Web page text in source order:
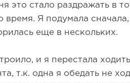
это стало раздражать в
время. Я подумала
еще в нескольких.
и я перестала
т.к. одна я обедать не